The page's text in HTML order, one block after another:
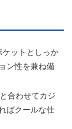
ケットとしっか
ン性を兼ね備
合わせてカジ
ばクールな仕